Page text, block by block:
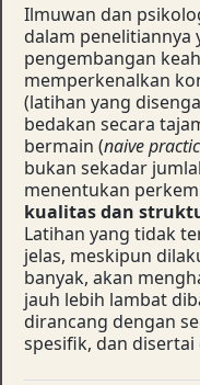
Ilmuwan dan
dalam
pengembangan
memperkenalkan
(latihan yang
bedakan secara
bermain (naive
bukan sekadar
menentukan
kualitas dan
Latihan yang tidak
jelas, meskipun
banyak, akan
jauh lebih lambat
dirancang dengan
spesifik, dan